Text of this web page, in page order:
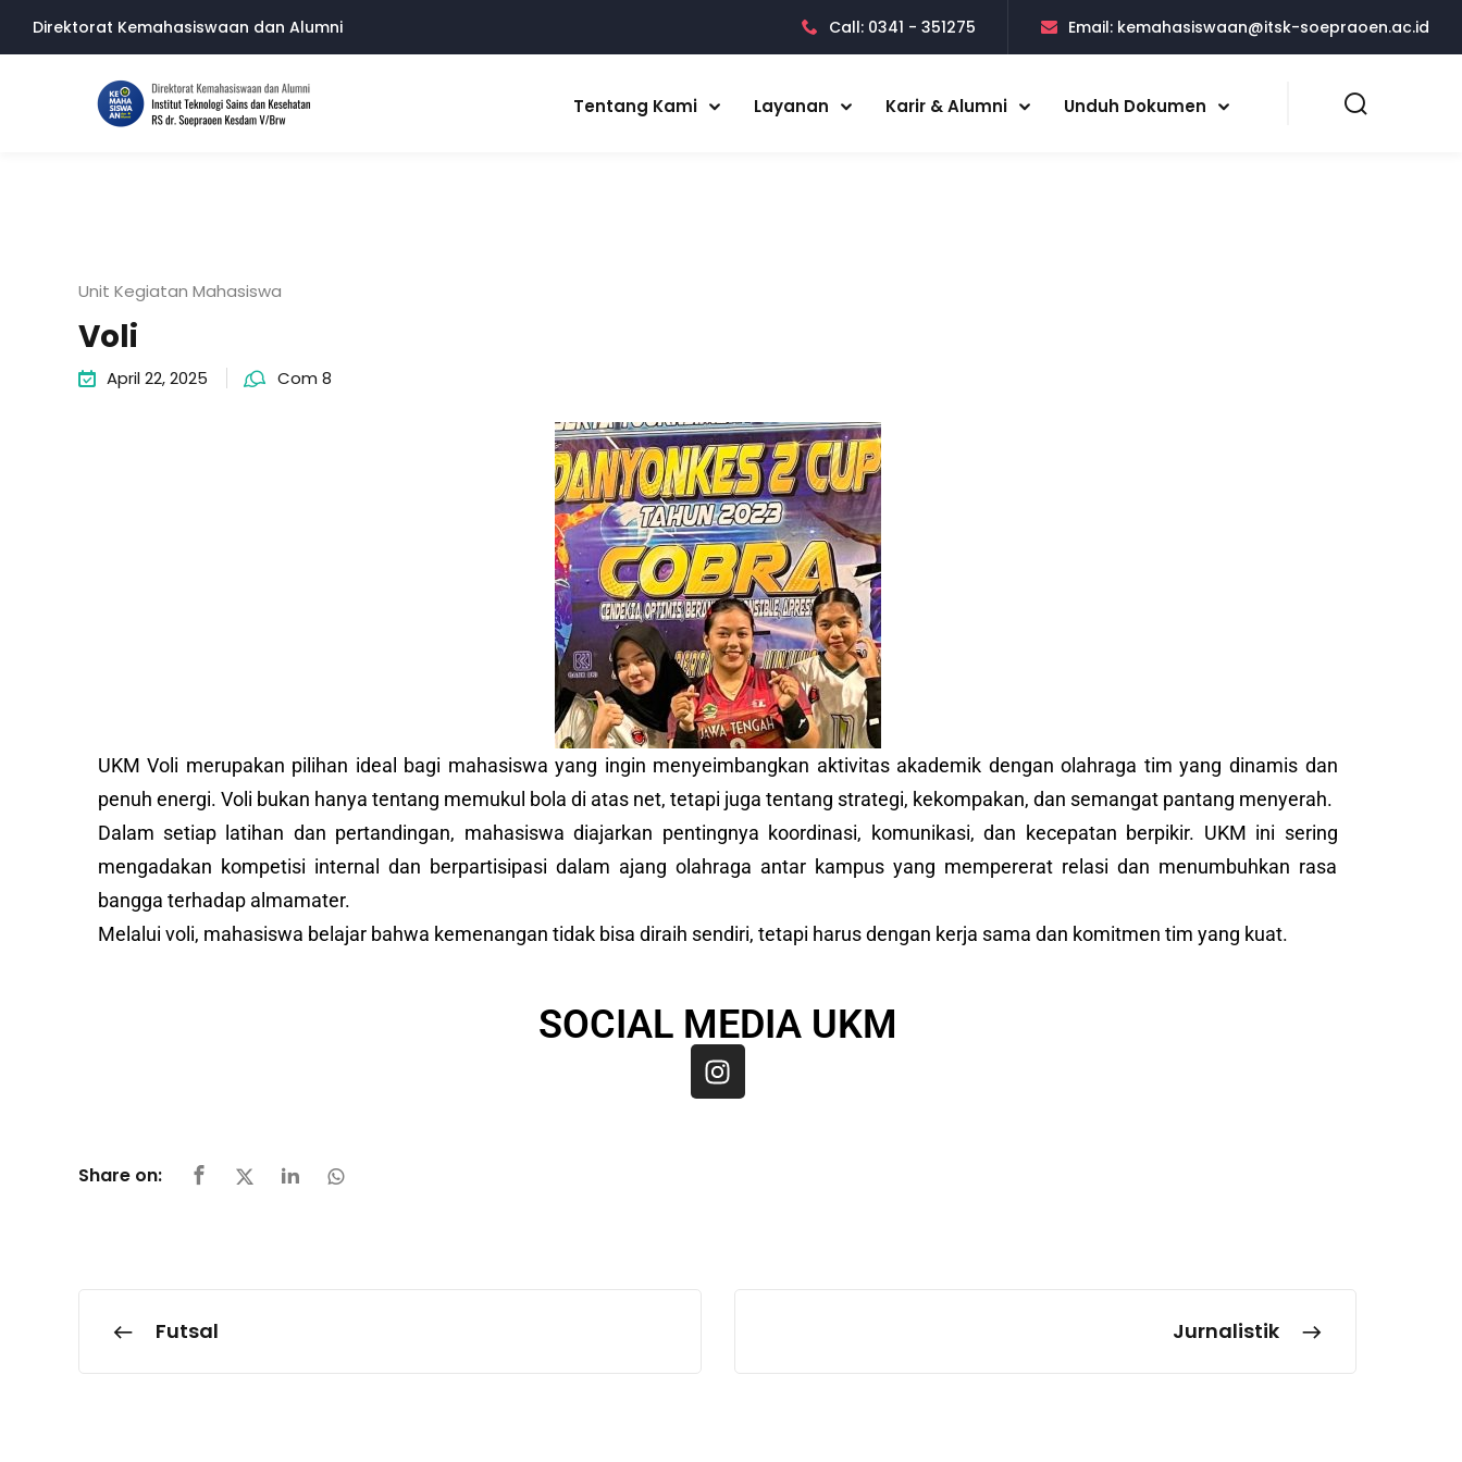
Direktorat Kemahasiswaan dan Alumni Call: 0341 - 351275 Email: kemahasiswaan@itsk-soepraoen.ac.id
Tentang Kami Layanan Karir & Alumni Unduh Dokumen
Unit Kegiatan Mahasiswa
Voli
April 22, 2025 Com 8
UKM Voli merupakan pilihan ideal bagi mahasiswa yang ingin menyeimbangkan aktivitas akademik dengan olahraga tim yang dinamis dan
penuh energi. Voli bukan hanya tentang memukul bola di atas net, tetapi juga tentang strategi, kekompakan, dan semangat pantang menyerah.
Dalam setiap latihan dan pertandingan, mahasiswa diajarkan pentingnya koordinasi, komunikasi, dan kecepatan berpikir. UKM ini sering
mengadakan kompetisi internal dan berpartisipasi dalam ajang olahraga antar kampus yang mempererat relasi dan menumbuhkan rasa
bangga terhadap almamater.
Melalui voli, mahasiswa belajar bahwa kemenangan tidak bisa diraih sendiri, tetapi harus dengan kerja sama dan komitmen tim yang kuat.
SOCIAL MEDIA UKM
Share on:
Futsal Jurnalistik